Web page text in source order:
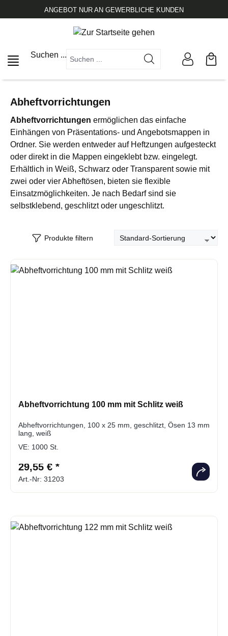
springenANGEBOT NUR AN GEWERBLICHE KUNDEN
Suchen ...
Abheftvorrichtungen
Abheftvorrichtungen ermöglichen das einfache
Einhängen von Präsentations- und Angebotsmappen in
Ordner. Sie werden entweder auf Heftzungen aufgesteckt
oder direkt in die Mappen eingeklebt bzw. eingelegt.
Erhältlich in Weiß, Schwarz oder Transparent sowie mit
zwei oder vier Abheftösen, bieten sie flexible
Einsatzmöglichkeiten. Je nach Bedarf sind sie
selbstklebend, geschlitzt oder ungeschlitzt.
Produkte filtern
Abheftvorrichtung 100 mm mit Schlitz weiß
Abheftvorrichtungen, 100 x 25 mm, geschlitzt, Ösen 13 mm
lang, weiß
VE: 1000 St.
29,55 € *
Art.-Nr: 31203